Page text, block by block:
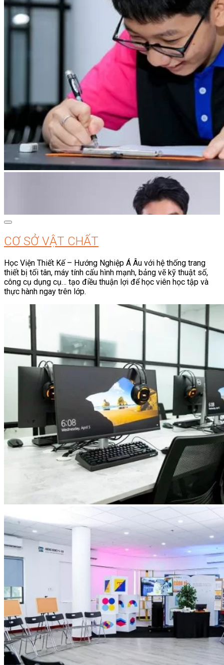
CƠ SỞ VẬT CHẤT
Học Viện Thiết Kế – Hướng Nghiệp Á Âu với hệ thống trang
thiết bị tối tân, máy tính cấu hình mạnh, bảng vẽ kỹ thuật số,
công cụ dụng cụ… tạo điều thuận lợi để học viên học tập và
thực hành ngay trên lớp.